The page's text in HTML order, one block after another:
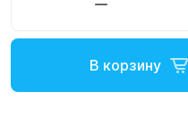
В корзину